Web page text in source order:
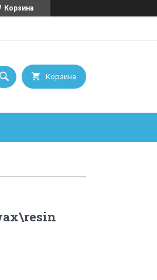
Корзина
Корзина